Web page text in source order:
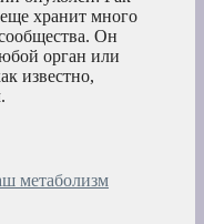
еще хранит много
Он
орган или
известно,
метаболизм